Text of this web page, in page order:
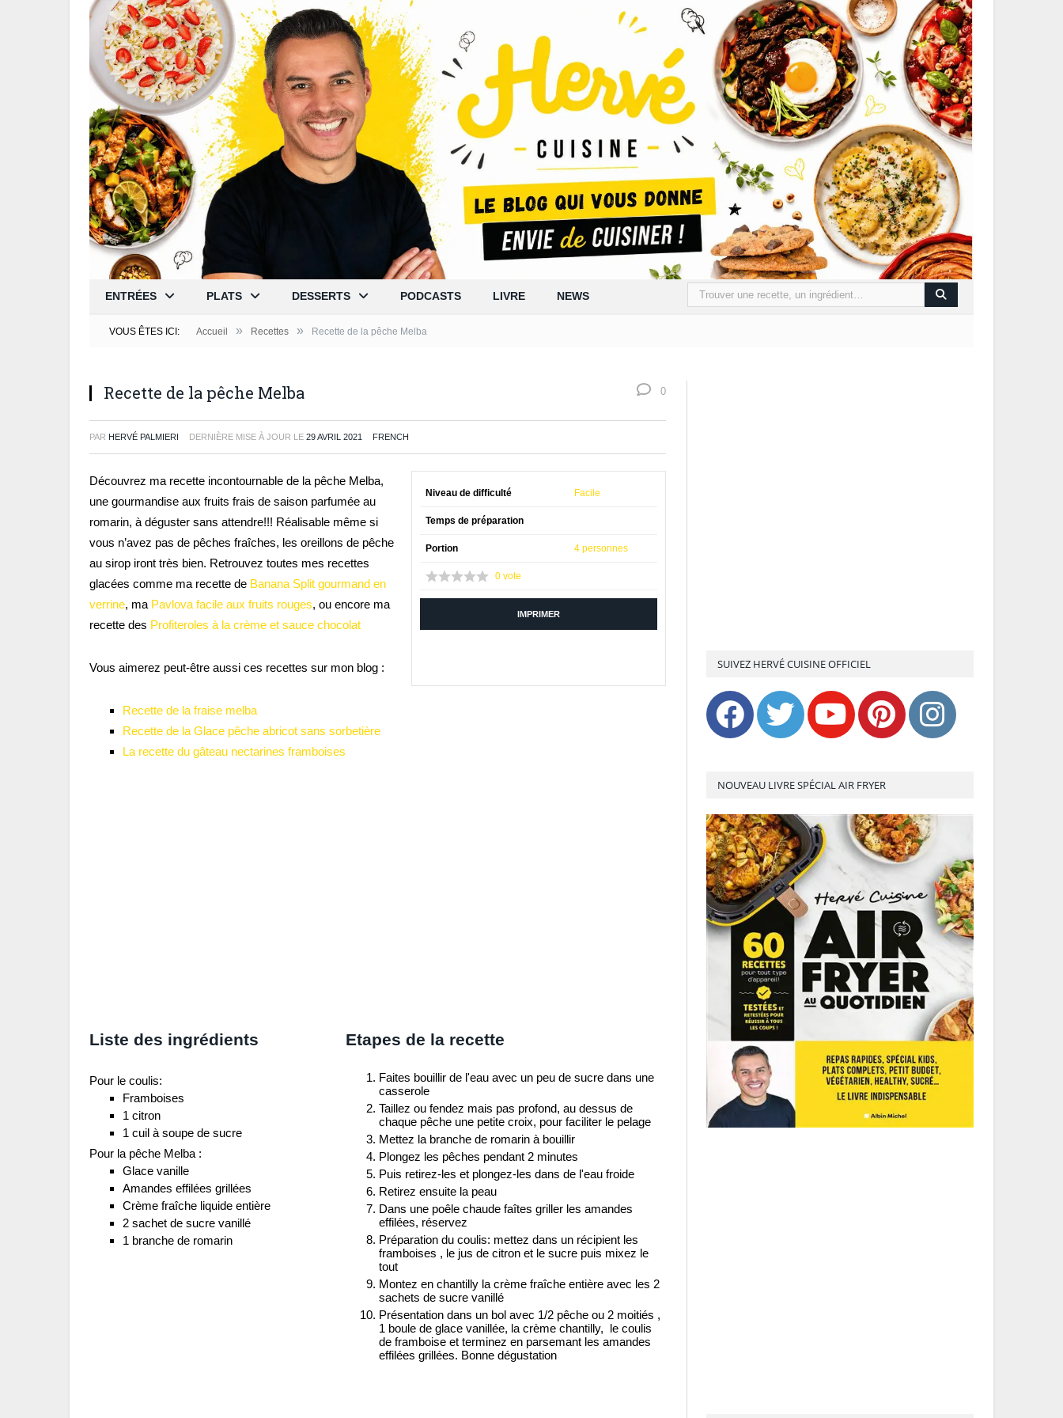
ENTRÉES PLATS DESSERTS PODCASTS LIVRE NEWS
VOUS ÊTES ICI: Accueil » Recettes » Recette de la pêche Melba
Recette de la pêche Melba 0
PAR HERVÉ PALMIERI DERNIÈRE MISE À JOUR LE 29 AVRIL 2021 FRENCH
Niveau de difficulté Facile
Temps de préparation
Portion 4 personnes
0vote
IMPRIMER
Découvrez ma recette incontournable de la pêche Melba,
une gourmandise aux fruits frais de saison parfumée au
romarin, à déguster sans attendre!!! Réalisable même si
vous n’avez pas de pêches fraîches, les oreillons de pêche
au sirop iront très bien. Retrouvez toutes mes recettes
glacées comme ma recette de Banana Split gourmand en
verrine, ma Pavlova facile aux fruits rouges, ou encore ma
recette des Profiteroles à la crème et sauce chocolat
Vous aimerez peut-être aussi ces recettes sur mon blog :
Recette de la fraise melba
Recette de la Glace pêche abricot sans sorbetière
La recette du gâteau nectarines framboises
Liste des ingrédients
Pour le coulis:
Framboises
1 citron
1 cuil à soupe de sucre
Pour la pêche Melba :
Glace vanille
Amandes effilées grillées
Crème fraîche liquide entière
2 sachet de sucre vanillé
1 branche de romarin
Etapes de la recette
Faites bouillir de l'eau avec un peu de sucre dans une
casserole
Taillez ou fendez mais pas profond, au dessus de
chaque pêche une petite croix, pour faciliter le pelage
Mettez la branche de romarin à bouillir
Plongez les pêches pendant 2 minutes
Puis retirez-les et plongez-les dans de l'eau froide
Retirez ensuite la peau
Dans une poêle chaude faîtes griller les amandes
effilées, réservez
Préparation du coulis: mettez dans un récipient les
framboises , le jus de citron et le sucre puis mixez le
tout
Montez en chantilly la crème fraîche entière avec les 2
sachets de sucre vanillé
Présentation dans un bol avec 1/2 pêche ou 2 moitiés ,
1 boule de glace vanillée, la crème chantilly, le coulis
de framboise et terminez en parsemant les amandes
effilées grillées. Bonne dégustation
SUIVEZ HERVÉ CUISINE OFFICIEL
NOUVEAU LIVRE SPÉCIAL AIR FRYER